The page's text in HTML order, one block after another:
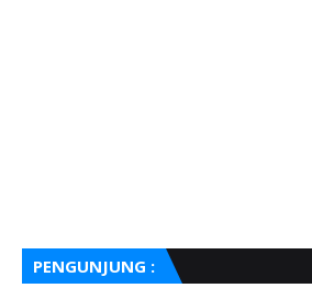
PENGUNJUNG :